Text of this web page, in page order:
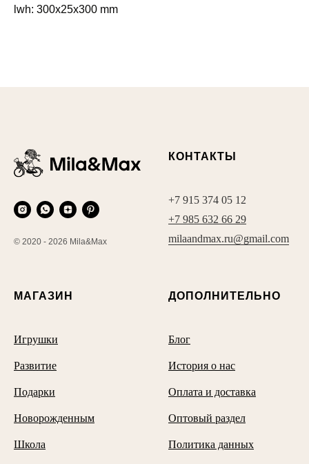
lwh: 300x25x300 mm
© 2020 - 2026 Mila&Max
КОНТАКТЫ
+7 915 374 05 12
+7 985 632 66 29
milaandmax.ru@gmail.com
МАГАЗИН
Игрушки
Развитие
Подарки
Новорожденным
Школа
ДОПОЛНИТЕЛЬНО
Блог
История о нас
Оплата и доставка
Оптовый раздел
Политика данных